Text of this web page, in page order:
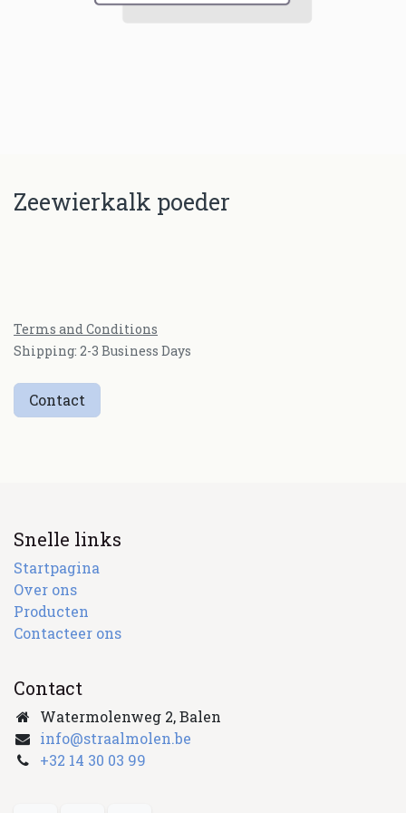
Zeewierkalk poeder
Terms and Conditions
Shipping: 2-3 Business Days
Contact
Snelle links
Startpagina
Over ons
Producten
Contacteer ons
Contact
Watermolenweg 2, Balen
info@straalmolen.be
+32 14 30 03 99